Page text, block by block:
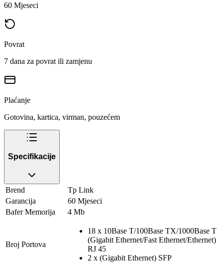
60 Mjeseci
Povrat
7 dana za povrat ili zamjenu
Plaćanje
Gotovina, kartica, virman, pouzećem
Specifikacije
Brend
Tp Link
Garancija
60 Mjeseci
Bafer Memorija
4 Mb
Broj Portova
18 x 10Base T/100Base TX/1000Base T
(Gigabit Ethernet/Fast Ethernet/Ethernet)
RJ 45
2 x (Gigabit Ethernet) SFP